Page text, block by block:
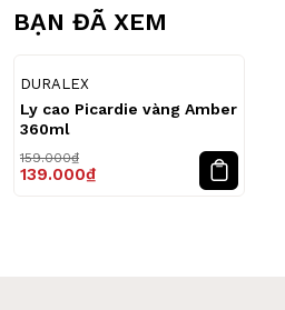
BẠN ĐÃ XEM
DURALEX
Ly cao Picardie vàng Amber
360ml
159.000₫
139.000₫